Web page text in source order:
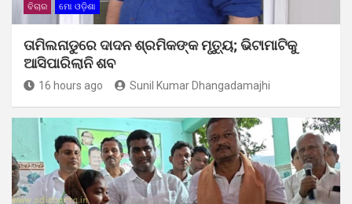
ବିଚାର ମୋ ଓଡ଼ିଶା
ତାମିଲନାଡୁରେ ଦାଦନ ଶ୍ରମିକଙ୍କ ମୃତ୍ୟୁ; ଭିଟାମାଟିକୁ
ଆସିପାରିଲାନି ଶବ
16 hours ago Sunil Kumar Dhangadamajhi